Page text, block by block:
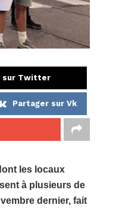
sur Twitter
Partager sur Vk
les locaux
à plusieurs de
dernier, fait